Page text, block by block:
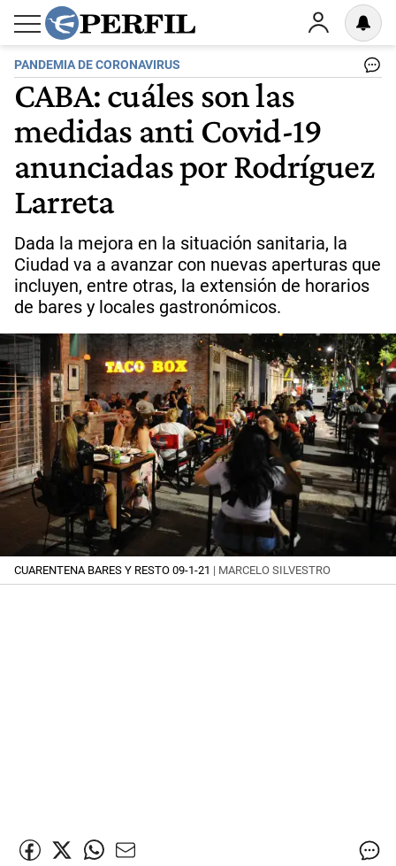
PANDEMIA DE CORONAVIRUS
CABA: cuáles son las
medidas anti Covid-19
anunciadas por Rodríguez
Larreta
Dada la mejora en la situación sanitaria, la
Ciudad va a avanzar con nuevas aperturas que
incluyen, entre otras, la extensión de horarios
de bares y locales gastronómicos.
CUARENTENA BARES Y RESTO 09-1-21 | MARCELO SILVESTRO